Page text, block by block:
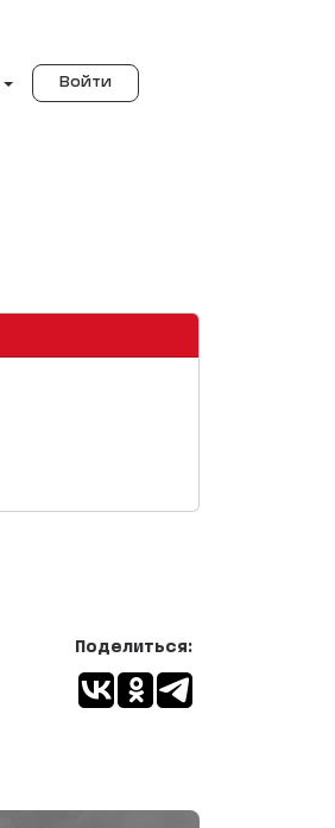
Войти
Поделиться: